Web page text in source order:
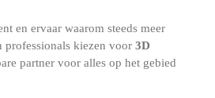
en ervaar waarom steeds meer
professionals kiezen voor 3D
partner voor alles op het gebied